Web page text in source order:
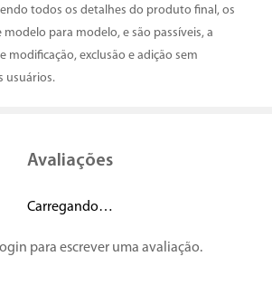
todos os detalhes do produto final, os
para modelo, e são passíveis, a
exclusão e adição sem
usuários.
Avaliações
Carregando…
para escrever uma avaliação.